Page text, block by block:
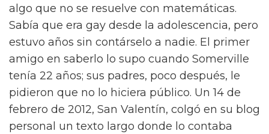
algo que no se resuelve con matemáticas.
Sabía que era gay desde la adolescencia, pero
estuvo años sin contárselo a nadie. El primer
amigo en saberlo lo supo cuando Somerville
tenía 22 años; sus padres, poco después, le
pidieron que no lo hiciera público. Un 14 de
febrero de 2012, San Valentín, colgó en su blog
personal un texto largo donde lo contaba